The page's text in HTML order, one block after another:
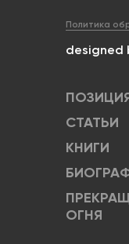
Политика
designed
СТАТЬИ
КНИГИ
ОГНЯ